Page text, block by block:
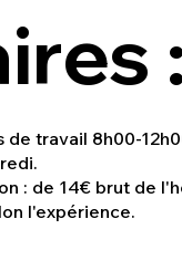
:
de travail 8h00-
: de 14€ brut de
l'expérience.